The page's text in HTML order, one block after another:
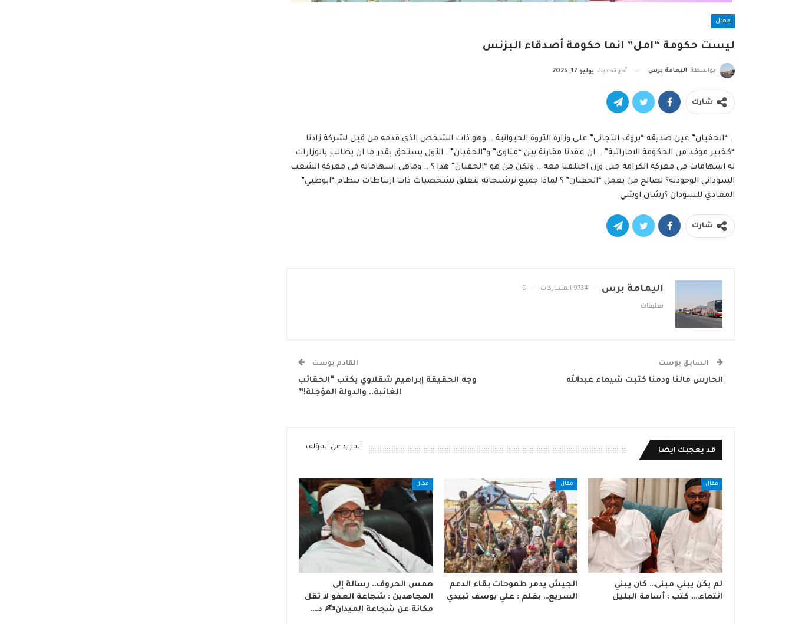
مقال
ليست حكومة “امل” انما حكومة أصدقاء البزنس
بواسطة اليمامة برس آخر تحديث يوليو 17, 2025
شارك
.. “الحفيان” عين صديقه “بروف التجاني” على وزارة الثروة الحيوانية .. وهو ذات الشخص الذي قدمه من قبل لشركة زادنا
“كخبير موفد من الحكومة الاماراتية” .. ان عقدنا مقارنة بين “مناوي” و”الحفيان” . الأول يستحق بقدر ما ان يطالب بالوزارات
له اسهامات في معركة الكرامة حتى وإن اختلفنا معه .. ولكن من هو “الحفيان” هذا ؟ .. وماهي اسهاماته في معركة الشعب
السوداني الوجودية؟ لصالح من يعمل “الحفيان” ؟ لماذا جميع ترشيحاته تتعلق بشخصيات ذات ارتباطات بنظام “ابوظبي”
المعادي للسودان ؟رشان اوشي
شارك
اليمامة برس 9734 المشاركات 0
تعليقات
السابق بوست
الحارس مالنا ودمنا كتبت شيماء عبدالله
القادم بوست
وجه الحقيقة إبراهيم شقلاوي يكتب “الحقائب
الغائبة.. والدولة المؤجلة!”
قد يعجبك ايضا المزيد عن المؤلف
مقال
لم يكن يبني مبنى… كان يبني
انتماء…. كتب : أسامة البليل
مقال
الجيش يدمر طموحات بقاء الدعم
السريع… بقلم : علي يوسف تبيدي
مقال
همس الحروف.. رسالة إلى
المجاهدين : شجاعة العفو لا تقل
مكانة عن شجاعة الميدان✍️ د.…